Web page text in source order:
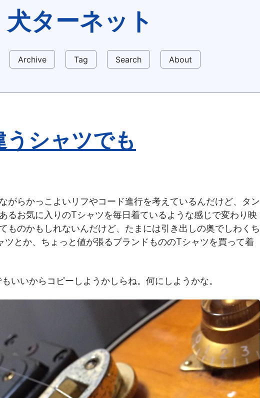
犬ターネット
Archive Tag Search About
シャツでも
がらかっこよいリフやコード進行を考えているんだけど、タン
るお気に入りのTシャツを毎日着ているような感じで変わり映
ものかもしれないんだけど、たまには引き出しの奥でしわくち
ツとか、ちょっと値が張るブランドもののTシャツを買って着
いいからコピーしようかしらね。何にしようかな。